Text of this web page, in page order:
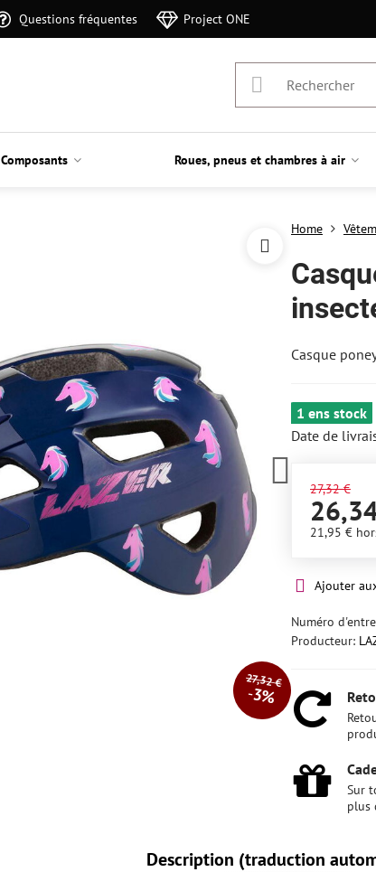
Questions fréquentes Project ONE
Composants Roues, pneus et chambres à air
27,32 €
3%
Home
Casque
1 ens stock
Date de
27,32 €
21,95 €
Ajouter
Numéro
Producteur:
Sur
plus
Description (traduction